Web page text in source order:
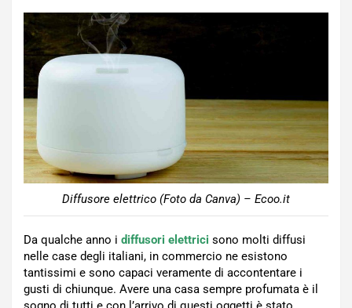
Diffusore elettrico (Foto da Canva) – Ecoo.it
Da qualche anno i diffusori elettrici sono molti diffusi
nelle case degli italiani, in commercio ne esistono
tantissimi e sono capaci veramente di accontentare i
gusti di chiunque. Avere una casa sempre profumata è il